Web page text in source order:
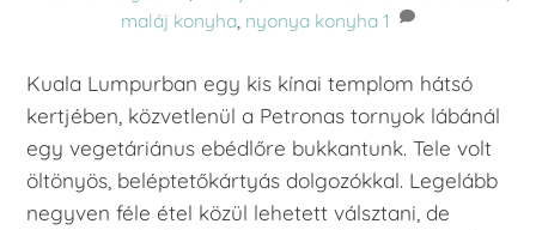
maláj konyha, nyonya konyha 1
Kuala Lumpurban egy kis kínai templom hátsó
kertjében, közvetlenül a Petronas tornyok lábánál
egy vegetáriánus ebédlőre bukkantunk. Tele volt
öltönyös, beléptetőkártyás dolgozókkal. Legelább
negyven féle étel közül lehetett válsztani, de